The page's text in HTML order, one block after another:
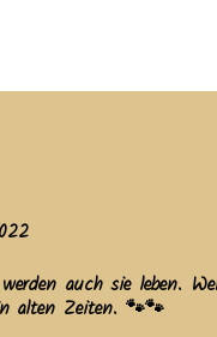
auch sie leben.
alten Zeiten. 🐾🐾